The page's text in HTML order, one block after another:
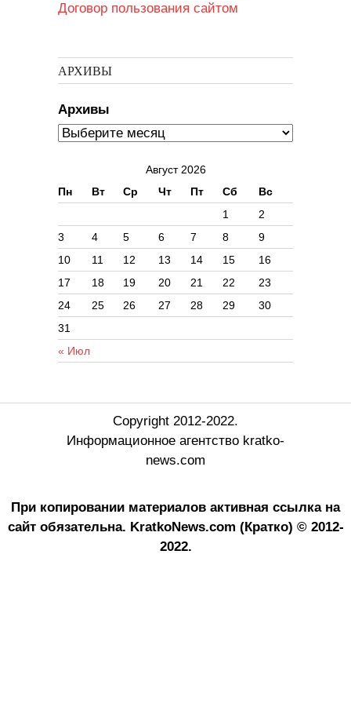
Договор пользования сайтом
АРХИВЫ
Архивы
Август 2026
Пн
Вт Ср Чт Пт Сб Вс
« Июл
1
2
3
4 5 6 7 8
9
10
11 12 13 14 15
16
17
18 19 20 21 22
23
24
25 26 27 28 29
30
31
Copyright 2012-2022.
Информационное агентство kratko-
news.com
При копировании материалов активная ссылка на
сайт обязательна. KratkoNews.com (Кратко) © 2012-
2022.